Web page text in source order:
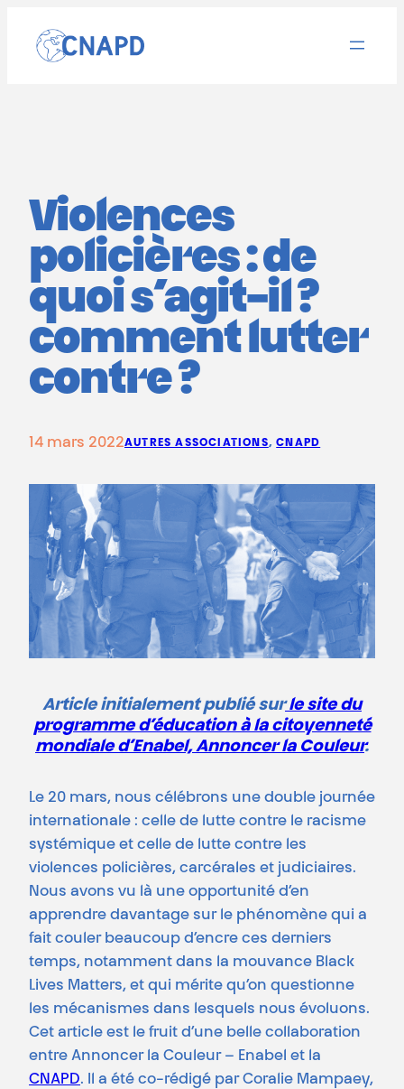
contenu
Violences
policières : de
quoi s’agit-il ?
comment lutter
contre ?
14 mars 2022AUTRES ASSOCIATIONS, CNAPD
Article initialement publié surle site du
programme d’éducation à la citoyenneté
mondiale d’Enabel, Annoncer la Couleur.
Le 20 mars, nous célébrons une double journée
internationale : celle de lutte contre le racisme
systémique et celle de lutte contre les
violences policières, carcérales et judiciaires.
Nous avons vu là une opportunité d’en
apprendre davantage sur le phénomène qui a
fait couler beaucoup d’encre ces derniers
temps, notamment dans la mouvance Black
Lives Matters, et qui mérite qu’on questionne
les mécanismes dans lesquels nous évoluons.
Cet article est le fruit d’une belle collaboration
entre Annoncer la Couleur – Enabel et la
CNAPD. Il a été co-rédigé par Coralie Mampaey,